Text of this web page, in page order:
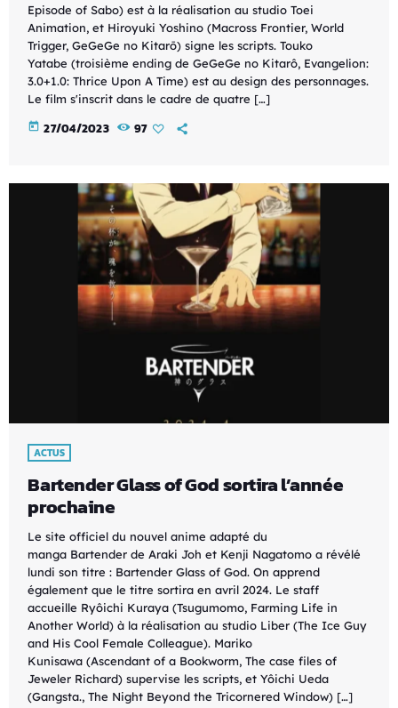
Episode of Sabo) est à la réalisation au studio Toei
Animation, et Hiroyuki Yoshino (Macross Frontier, World
Trigger, GeGeGe no Kitarō) signe les scripts. Touko
Yatabe (troisième ending de GeGeGe no Kitarô, Evangelion:
3.0+1.0: Thrice Upon A Time) est au design des personnages.
Le film s'inscrit dans le cadre de quatre […]
today 27/04/2023 97
ACTUS
Bartender Glass of God sortira l’année
prochaine
Le site officiel du nouvel anime adapté du
manga Bartender de Araki Joh et Kenji Nagatomo a révélé
lundi son titre : Bartender Glass of God. On apprend
également que le titre sortira en avril 2024. Le staff
accueille Ryôichi Kuraya (Tsugumomo, Farming Life in
Another World) à la réalisation au studio Liber (The Ice Guy
and His Cool Female Colleague). Mariko
Kunisawa (Ascendant of a Bookworm, The case files of
Jeweler Richard) supervise les scripts, et Yôichi Ueda
(Gangsta., The Night Beyond the Tricornered Window) […]